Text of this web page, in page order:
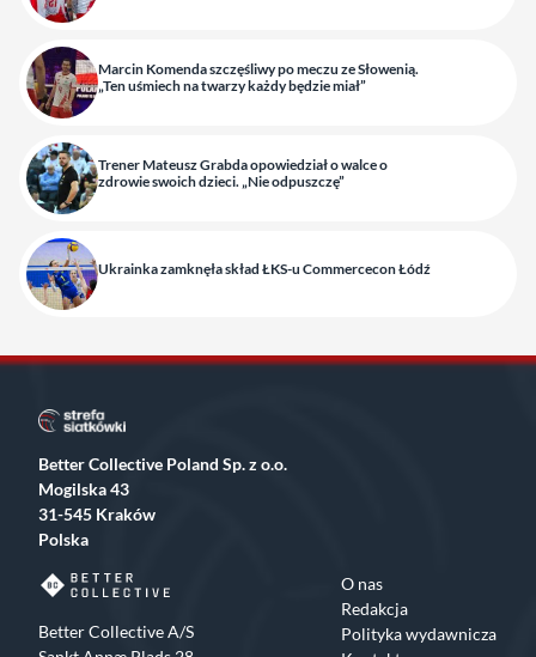
Marcin Komenda szczęśliwy po meczu ze Słowenią.
„Ten uśmiech na twarzy każdy będzie miał”
Trener Mateusz Grabda opowiedział o walce o
zdrowie swoich dzieci. „Nie odpuszczę”
Ukrainka zamknęła skład ŁKS-u Commercecon Łódź
Better Collective Poland Sp. z o.o.
Mogilska 43
31-545 Kraków
Polska
Better Collective A/S
O nas
Redakcja
Polityka wydawnicza